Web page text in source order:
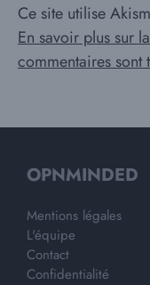
Ce site utilise
En savoir plus sur
commentaires sont
OPNMINDED
Mentions légales
L'équipe
Contact
Confidentialité